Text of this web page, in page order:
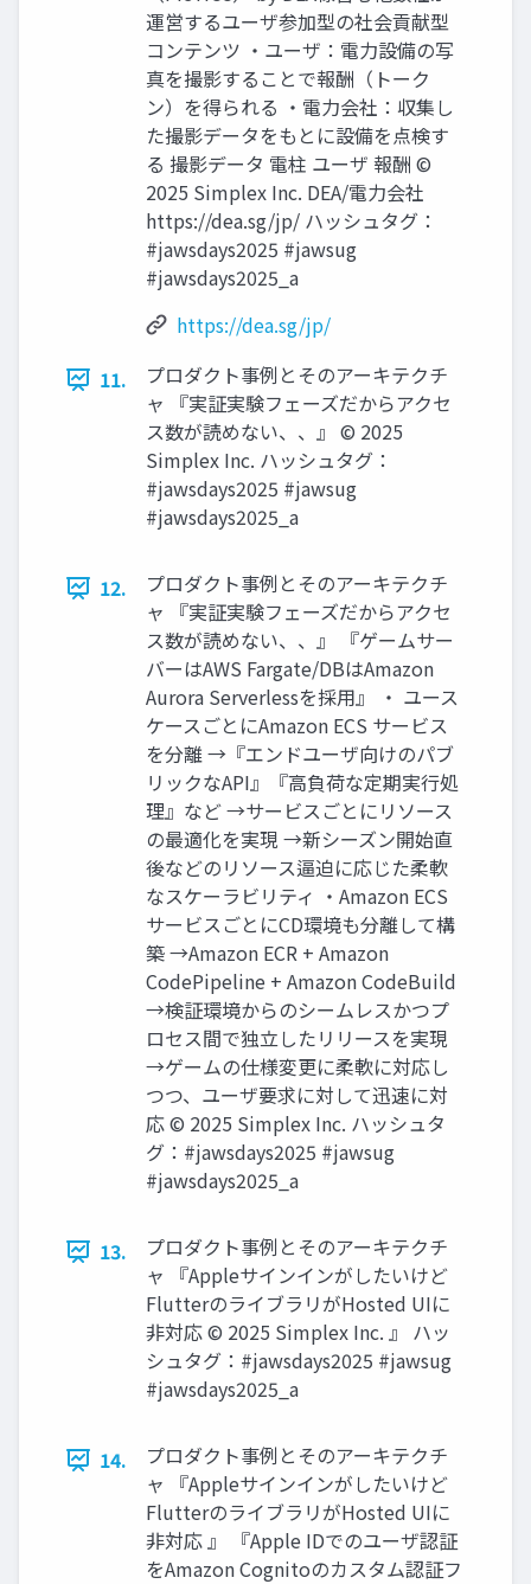
運営するユーザ参加型の社会貢献型
コンテンツ ・ユーザ：電力設備の写
真を撮影することで報酬（トーク
ン）を得られる ・電力会社：収集し
た撮影データをもとに設備を点検す
る 撮影データ 電柱 ユーザ 報酬 ©
2025 Simplex Inc. DEA/電力会社
https://dea.sg/jp/ ハッシュタグ：
#jawsdays2025 #jawsug
#jawsdays2025_a
https://dea.sg/jp/
11.
プロダクト事例とそのアーキテクチ
ャ 『実証実験フェーズだからアクセ
ス数が読めない、、』 © 2025
Simplex Inc. ハッシュタグ：
#jawsdays2025 #jawsug
#jawsdays2025_a
12.
プロダクト事例とそのアーキテクチ
ャ 『実証実験フェーズだからアクセ
ス数が読めない、、』 『ゲームサー
バーはAWS Fargate/DBはAmazon
Aurora Serverlessを採用』 ・ ユース
ケースごとにAmazon ECS サービス
を分離 →『エンドユーザ向けのパブ
リックなAPI』『高負荷な定期実行処
理』など →サービスごとにリソース
の最適化を実現 →新シーズン開始直
後などのリソース逼迫に応じた柔軟
なスケーラビリティ ・Amazon ECS
サービスごとにCD環境も分離して構
築 →Amazon ECR + Amazon
CodePipeline + Amazon CodeBuild
→検証環境からのシームレスかつプ
ロセス間で独立したリリースを実現
→ゲームの仕様変更に柔軟に対応し
つつ、ユーザ要求に対して迅速に対
応 © 2025 Simplex Inc. ハッシュタ
グ：#jawsdays2025 #jawsug
#jawsdays2025_a
13.
プロダクト事例とそのアーキテクチ
ャ 『Appleサインインがしたいけど
FlutterのライブラリがHosted UIに
非対応 © 2025 Simplex Inc. 』 ハッ
シュタグ：#jawsdays2025 #jawsug
#jawsdays2025_a
14.
プロダクト事例とそのアーキテクチ
ャ 『Appleサインインがしたいけど
FlutterのライブラリがHosted UIに
非対応 』 『Apple IDでのユーザ認証
をAmazon Cognitoのカスタム認証フ